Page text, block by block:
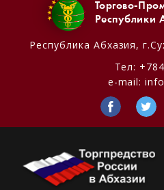
Торгово-
Республики
Республика Абхазия,
Тел:
e-mail: